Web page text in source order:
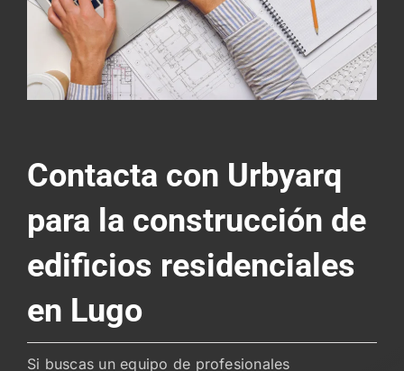
Contacta con Urbyarq
para la construcción de
edificios residenciales
en Lugo
Si buscas un equipo de profesionales